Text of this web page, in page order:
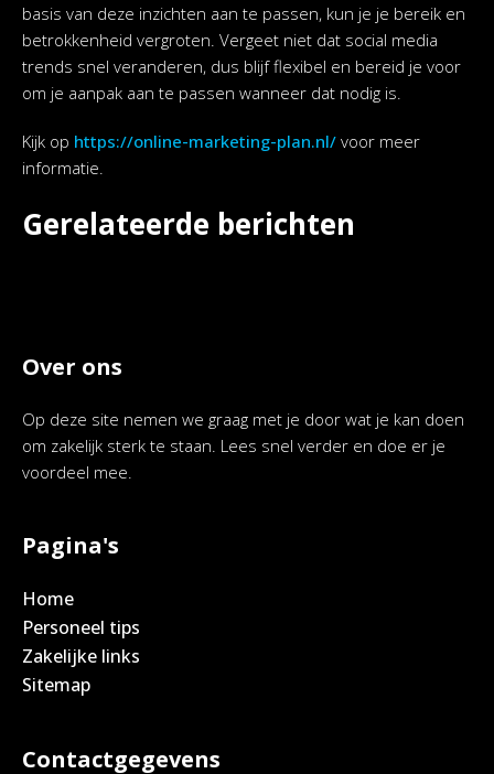
basis van deze inzichten aan te passen, kun je je bereik en
betrokkenheid vergroten. Vergeet niet dat social media
trends snel veranderen, dus blijf flexibel en bereid je voor
om je aanpak aan te passen wanneer dat nodig is.
Kijk op https://online-marketing-plan.nl/ voor meer
informatie.
Gerelateerde berichten
Over ons
Op deze site nemen we graag met je door wat je kan doen
om zakelijk sterk te staan. Lees snel verder en doe er je
voordeel mee.
Pagina's
Home
Personeel tips
Zakelijke links
Sitemap
Contactgegevens